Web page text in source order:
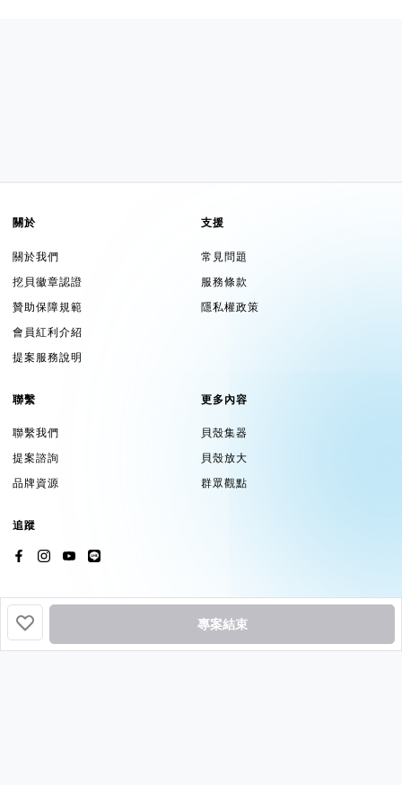
專案結束
關於
關於我們
挖貝徽章認證
贊助保障規範
會員紅利介紹
提案服務說明
支援
常見問題
服務條款
隱私權政策
聯繫
聯繫我們
提案諮詢
品牌資源
更多內容
貝殼集器
貝殼放大
群眾觀點
追蹤